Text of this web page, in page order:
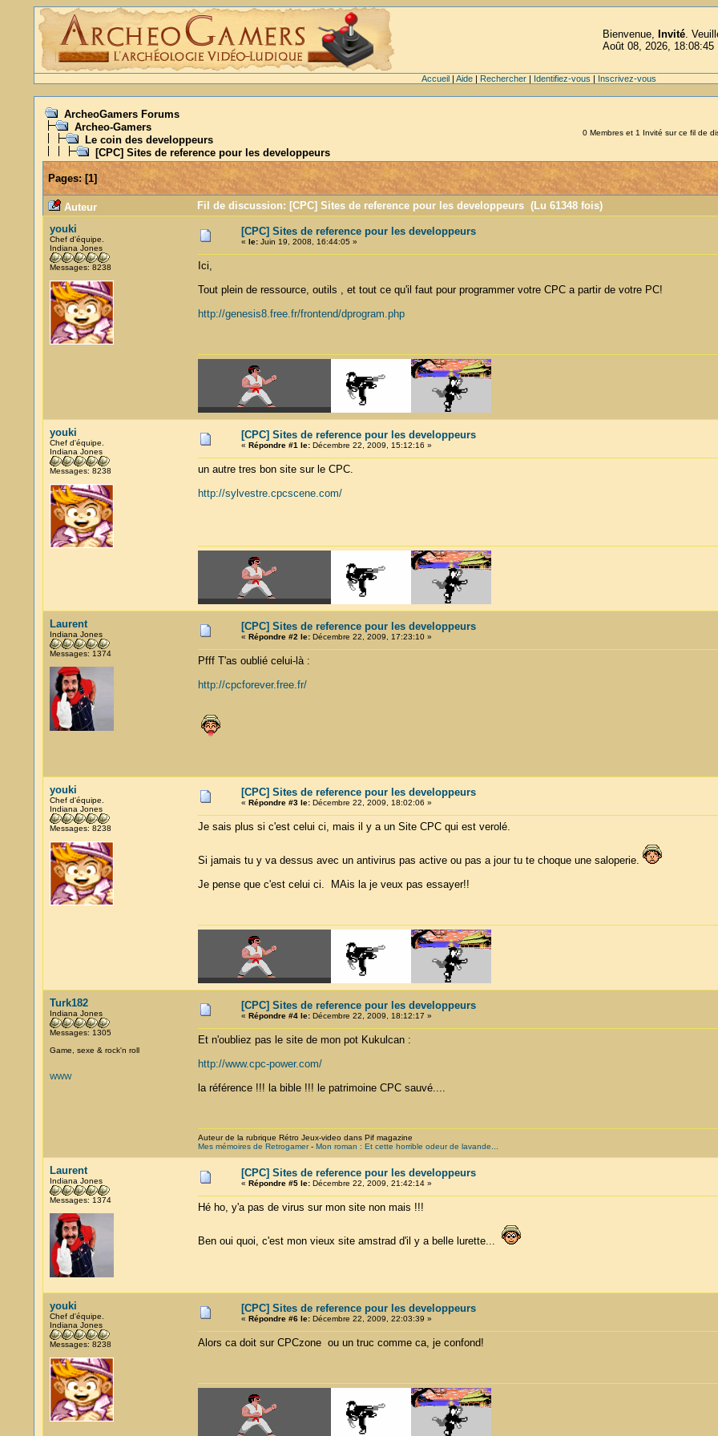
Bienvenue, Invité.
Août 08, 2026, 18:08:45
Accueil| Aide| Rechercher| Identifiez-vous | Inscrivez-vous
ArcheoGamers Forums
Archeo-Gamers
Le coin des developpeurs
[CPC] Sites de reference pour les developpeurs
0 Membres et 1 Invité sur ce fil de
Pages:[1]
Auteur
Fil de discussion: [CPC] Sites de reference pour les developpeurs (Lu 61348 fois)
youki
Chef d'équipe.
Indiana Jones
Messages: 8238
[CPC] Sites de reference pour les developpeurs
« le:Juin 19, 2008, 16:44:05 »
Ici,
Tout plein de ressource, outils , et tout ce qu'il faut pour programmer votre CPC a partir de votre PC!
http://genesis8.free.fr/frontend/dprogram.php
youki
Chef d'équipe.
Indiana Jones
Messages: 8238
[CPC] Sites de reference pour les developpeurs
« Répondre #1 le:Décembre 22, 2009, 15:12:16 »
un autre tres bon site sur le CPC.
http://sylvestre.cpcscene.com/
Laurent
Indiana Jones
Messages: 1374
[CPC] Sites de reference pour les developpeurs
« Répondre #2 le:Décembre 22, 2009, 17:23:10 »
Pfff T'as oublié celui-là :
http://cpcforever.free.fr/
youki
Chef d'équipe.
Indiana Jones
Messages: 8238
[CPC] Sites de reference pour les developpeurs
« Répondre #3 le:Décembre 22, 2009, 18:02:06 »
Je sais plus si c'est celui ci, mais il y a un Site CPC qui est verolé.
Si jamais tu y va dessus avec un antivirus pas active ou pas a jour tu te choque une saloperie.
Je pense que c'est celui ci. MAis la je veux pas essayer!!
Turk182
Indiana Jones
Messages: 1305
Game, sexe & rock'n roll
WWW
[CPC] Sites de reference pour les developpeurs
« Répondre #4 le:Décembre 22, 2009, 18:12:17 »
Et n'oubliez pas le site de mon pot Kukulcan :
http://www.cpc-power.com/
la référence !!! la bible !!! le patrimoine CPC sauvé....
Auteur de la rubrique Rétro Jeux-video dans Pif magazine
Mes mémoires de Retrogamer- Mon roman : Et cette horrible odeur de lavande...
Laurent
Indiana Jones
Messages: 1374
[CPC] Sites de reference pour les developpeurs
« Répondre #5 le:Décembre 22, 2009, 21:42:14 »
Hé ho, y'a pas de virus sur mon site non mais !!!
Ben oui quoi, c'est mon vieux site amstrad d'il y a belle lurette...
youki
Chef d'équipe.
Indiana Jones
Messages: 8238
[CPC] Sites de reference pour les developpeurs
« Répondre #6 le:Décembre 22, 2009, 22:03:39 »
Alors ca doit sur CPCzone ou un truc comme ca, je confond!